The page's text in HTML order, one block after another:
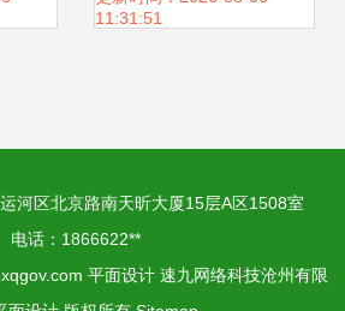
11:31:51
河区北京路南天昕大厦15层A区1508室
电话：1866622**
平面设计 速九网络科技沧州有限